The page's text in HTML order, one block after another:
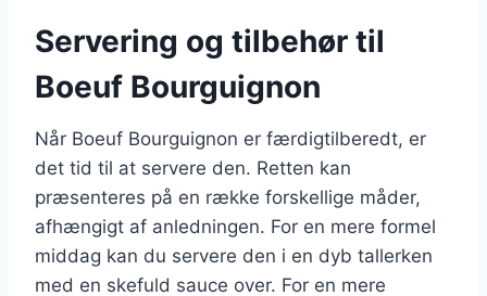
Servering og tilbehør til
Boeuf Bourguignon
Når Boeuf Bourguignon er færdigtilberedt, er
det tid til at servere den. Retten kan
præsenteres på en række forskellige måder,
afhængigt af anledningen. For en mere formel
middag kan du servere den i en dyb tallerken
med en skefuld sauce over. For en mere